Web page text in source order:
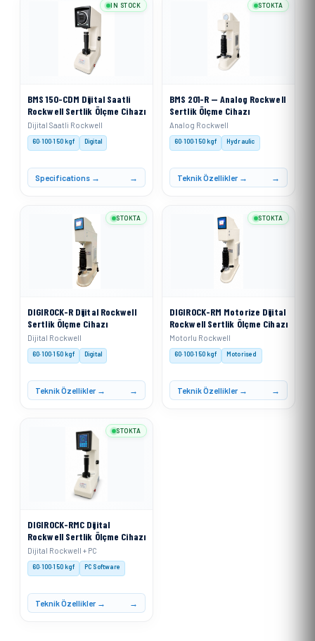
BMS 150-CDM Dijital Saatli
Rockwell Sertlik Ölçme Cihazı
Dijital Saatli Rockwell
60·100·150 kgf Digital
Specifications →
IN STOCK
BMS 201-R — Analog Rockwell
Sertlik Ölçme Cihazı
Analog Rockwell
60·100·150 kgf Hydraulic
Teknik Özellikler →
STOKTA
DIGIROCK-R Dijital Rockwell
Sertlik Ölçme Cihazı
Dijital Rockwell
60·100·150 kgf Digital
Teknik Özellikler →
STOKTA
DIGIROCK-RM Motorize Dijital
Rockwell Sertlik Ölçme Cihazı
Motorlu Rockwell
60·100·150 kgf Motorised
Teknik Özellikler →
STOKTA
DIGIROCK-RMC Dijital
Rockwell Sertlik Ölçme Cihazı
Dijital Rockwell + PC
60·100·150 kgf PC Software
Teknik Özellikler →
STOKTA